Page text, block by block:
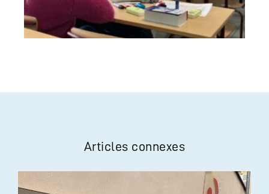
Articles connexes